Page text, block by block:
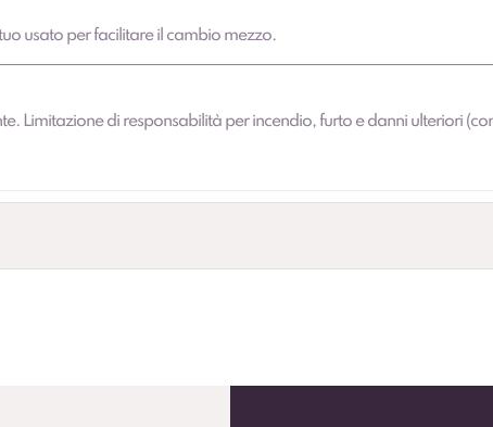
usato per facilitare il cambio mezzo.
Limitazione di responsabilità per incendio, furto e danni ulteriori